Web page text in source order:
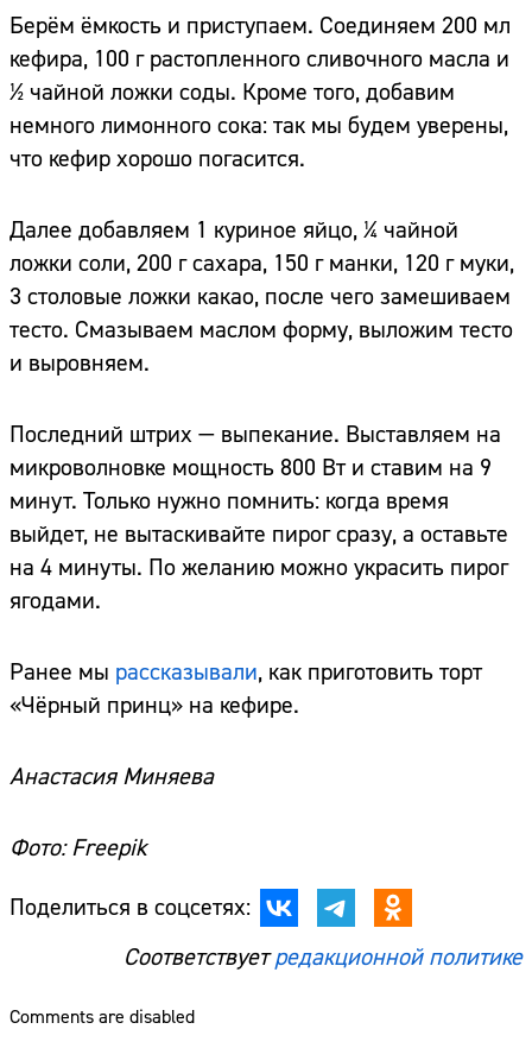
Берём ёмкость и приступаем. Соединяем 200 мл
кефира, 100 г растопленного сливочного масла и
½ чайной ложки соды. Кроме того, добавим
немного лимонного сока: так мы будем уверены,
что кефир хорошо погасится.
Далее добавляем 1 куриное яйцо, ¼ чайной
ложки соли, 200 г сахара, 150 г манки, 120 г муки,
3 столовые ложки какао, после чего замешиваем
тесто. Смазываем маслом форму, выложим тесто
и выровняем.
Последний штрих — выпекание. Выставляем на
микроволновке мощность 800 Вт и ставим на 9
минут. Только нужно помнить: когда время
выйдет, не вытаскивайте пирог сразу, а оставьте
на 4 минуты. По желанию можно украсить пирог
ягодами.
Ранее мы рассказывали, как приготовить торт
«Чёрный принц» на кефире.
Анастасия Миняева
Фото: Freepik
Поделиться в соцсетях:
Соответствуетредакционной политике
Comments are disabled